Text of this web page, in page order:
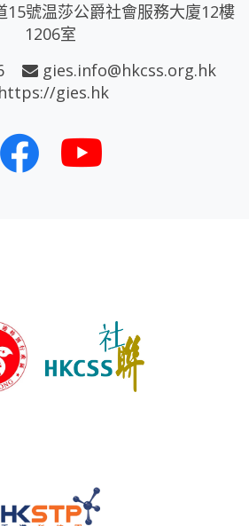
號温莎公爵社會服務大廈12樓
1206室
gies.info@hkcss.org.hk
https://gies.hk